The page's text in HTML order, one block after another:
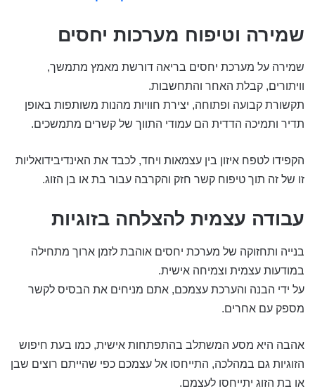
שמירה וטיפוח מערכות יחסים
שמירה על מערכת יחסים בריאה דורשת מאמץ מתמשך,
וויתורים, קבלת האחר והתחשבות.
תקשורת קבועה ופתוחה, יצירת חוויות מהנות משותפות באופן
תדיר ותמיכה הדדית הם עמודי התווך של קשרים מתמשכים.
הקפידו לטפח איזון בין עצמאות ויחד, לכבד את האינדיבידואליות
זו של זה תוך טיפוח קשר חזק והקרבה עבור בת או בן הזוג.
עבודה עצמית להצלחה בזוגיות
בנייה ותחזוקה של מערכת יחסים אוהבת לזמן ארוך מתחילה
במודעות עצמית וצמיחה אישית.
על ידי הבנה והערכת עצמכם, אתם מניחים את הבסיס לקשר
מספק עם אחרים.
אהבה היא מסע המשתלב בהתפתחות אישית, כמו בעת חיפוש
הזוגיות גם במהלכה, התייחסו אל עצמכם כפי שהייתם רוצים שבן
או בת הזוג יתייחסו לעצמם.